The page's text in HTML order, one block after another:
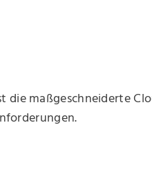
die maßgeschneiderte